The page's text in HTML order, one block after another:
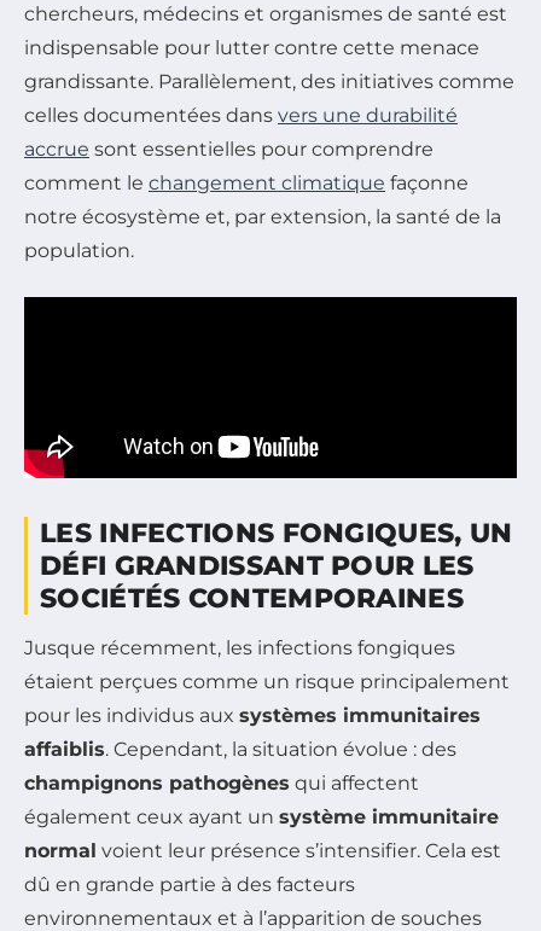
chercheurs, médecins et organismes de santé est
indispensable pour lutter contre cette menace
grandissante. Parallèlement, des initiatives comme
celles documentées dans vers une durabilité
accrue sont essentielles pour comprendre
comment le changement climatique façonne
notre écosystème et, par extension, la santé de la
population.
LES INFECTIONS FONGIQUES, UN
DÉFI GRANDISSANT POUR LES
SOCIÉTÉS CONTEMPORAINES
Jusque récemment, les infections fongiques
étaient perçues comme un risque principalement
pour les individus aux systèmes immunitaires
affaiblis. Cependant, la situation évolue : des
champignons pathogènes qui affectent
également ceux ayant un système immunitaire
normal voient leur présence s’intensifier. Cela est
dû en grande partie à des facteurs
environnementaux et à l’apparition de souches